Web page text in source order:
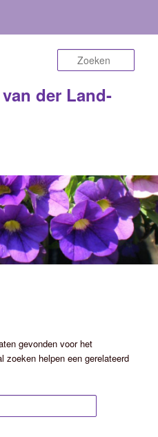
der Land-
gevonden voor het
zoeken helpen een gerelateerd